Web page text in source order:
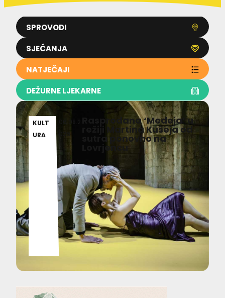
SPROVODI
SJEĆANJA
NATJEČAJI
DEŽURNE LJEKARNE
KULT
URA
Rasprodana ‘Medeja’ u
režiji Martina Kušeja od
sutra ponovno na